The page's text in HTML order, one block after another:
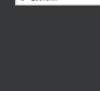
naar: